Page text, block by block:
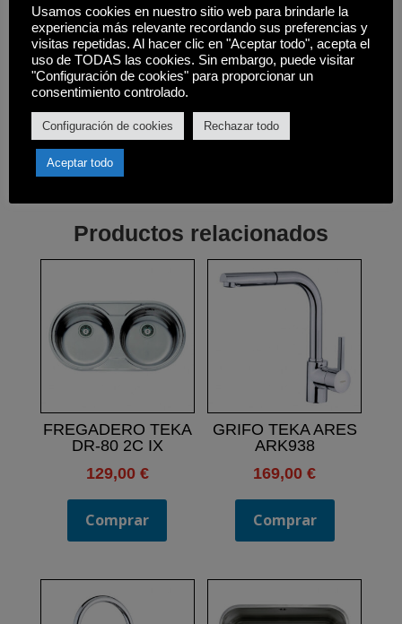
Medidas (ancho x fondo): 465 x 485 mm.
Medidas cubetas (ancho x fondo): 400 x
365 mm.
Medidas de encastre (ancho x fondo):
445 x 465 mm.
Productos relacionados
FREGADERO TEKA
DR-80 2C IX
129,00 €
Comprar
GRIFO TEKA ARES
ARK938
169,00€
Comprar
Usamos cookies en nuestro sitio web para brindarle la
experiencia más relevante recordando sus preferencias y
visitas repetidas. Al hacer clic en "Aceptar todo", acepta el
uso de TODAS las cookies. Sin embargo, puede visitar
"Configuración de cookies" para proporcionar un
consentimiento controlado.
Configuración de cookies Rechazar todo
Aceptar todo